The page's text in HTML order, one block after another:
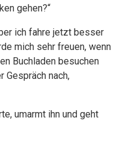
gehen?“
ich fahre jetzt besser
mich sehr freuen, wenn
Buchladen besuchen
Gespräch nach,
umarmt ihn und geht